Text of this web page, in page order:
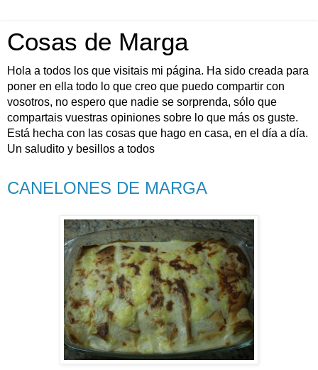
Cosas de Marga
Hola a todos los que visitais mi página. Ha sido creada para
poner en ella todo lo que creo que puedo compartir con
vosotros, no espero que nadie se sorprenda, sólo que
compartais vuestras opiniones sobre lo que más os guste.
Está hecha con las cosas que hago en casa, en el día a día.
Un saludito y besillos a todos
CANELONES DE MARGA